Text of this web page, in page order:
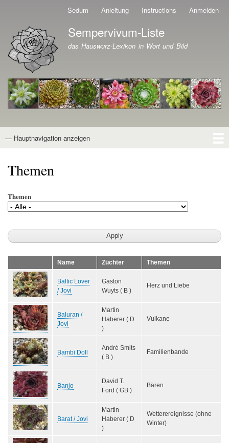
Direkt
zum
Inhalt
Sedum Anleitung Instructions Anmelden
Branding der Website
Sempervivum-Liste
das Hauswurz-Lexikon in Wort und Bild
Hauptnavigation
— Hauptnavigation anzeigen
Themen
Themen
Name Züchter Themen
Baltic Lover
/ Jovi
Gaston
Wuyts ( B )
Herz und Liebe
Baluran /
Jovi
Martin
Haberer ( D
)
Vulkane
Bambi Doll
André Smits
( B )
Familienbande
Banjo
David T.
Ford ( GB )
Bären
Barat / Jovi
Martin
Haberer ( D
)
Wetterereignisse (ohne
Winter)